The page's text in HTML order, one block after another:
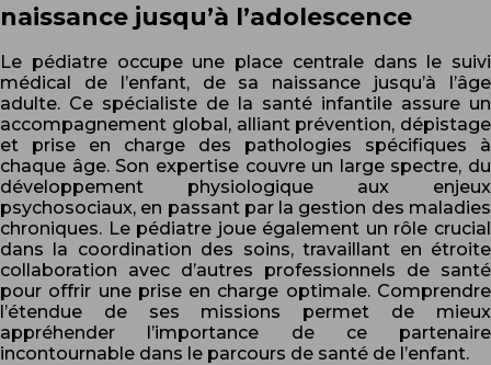
naissance jusqu’à l’adolescence
Le pédiatre occupe une place centrale dans le suivi
médical de l’enfant, de sa naissance jusqu’à l’âge
adulte. Ce spécialiste de la santé infantile assure un
accompagnement global, alliant prévention, dépistage
et prise en charge des pathologies spécifiques à
chaque âge. Son expertise couvre un large spectre, du
développement physiologique aux enjeux
psychosociaux, en passant par la gestion des maladies
chroniques. Le pédiatre joue également un rôle crucial
dans la coordination des soins, travaillant en étroite
collaboration avec d’autres professionnels de santé
pour offrir une prise en charge optimale. Comprendre
l’étendue de ses missions permet de mieux
appréhender l’importance de ce partenaire
incontournable dans le parcours de santé de l’enfant.